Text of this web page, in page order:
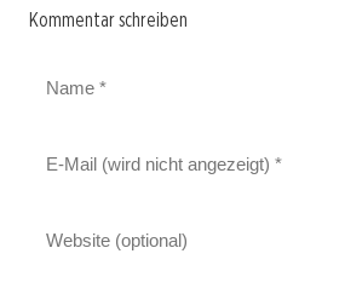
Kommentar schreiben